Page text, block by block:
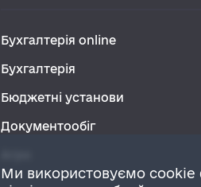
Бухгалтерія online
Бухгалтерія
Бюджетні установи
Документообіг
Ми використовуємо cookie